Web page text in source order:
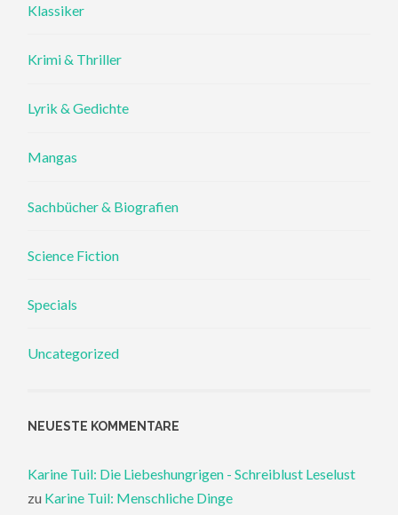
Klassiker
Krimi & Thriller
Lyrik & Gedichte
Mangas
Sachbücher & Biografien
Science Fiction
Specials
Uncategorized
NEUESTE KOMMENTARE
Karine Tuil: Die Liebeshungrigen - Schreiblust Leselust
zu Karine Tuil: Menschliche Dinge